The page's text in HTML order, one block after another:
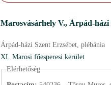
Marosvásárhely V., Árpád-házi
Árpád-házi Szent Erzsébet, plébánia
XI. Marosi főesperesi kerület
Elérhetőség